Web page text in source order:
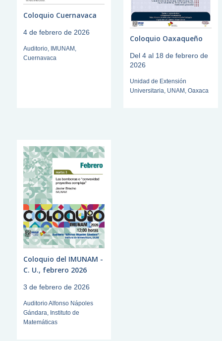
Coloquio Cuernavaca
4 de febrero de 2026
Auditorio, IMUNAM,
Cuernavaca
Coloquio Oaxaqueño
Del 4 al 18 de febrero de
2026
Unidad de Extensión
Universitaria, UNAM, Oaxaca
Coloquio del IMUNAM -
C. U., febrero 2026
3 de febrero de 2026
Auditorio Alfonso Nápoles
Gándara, Instituto de
Matemáticas